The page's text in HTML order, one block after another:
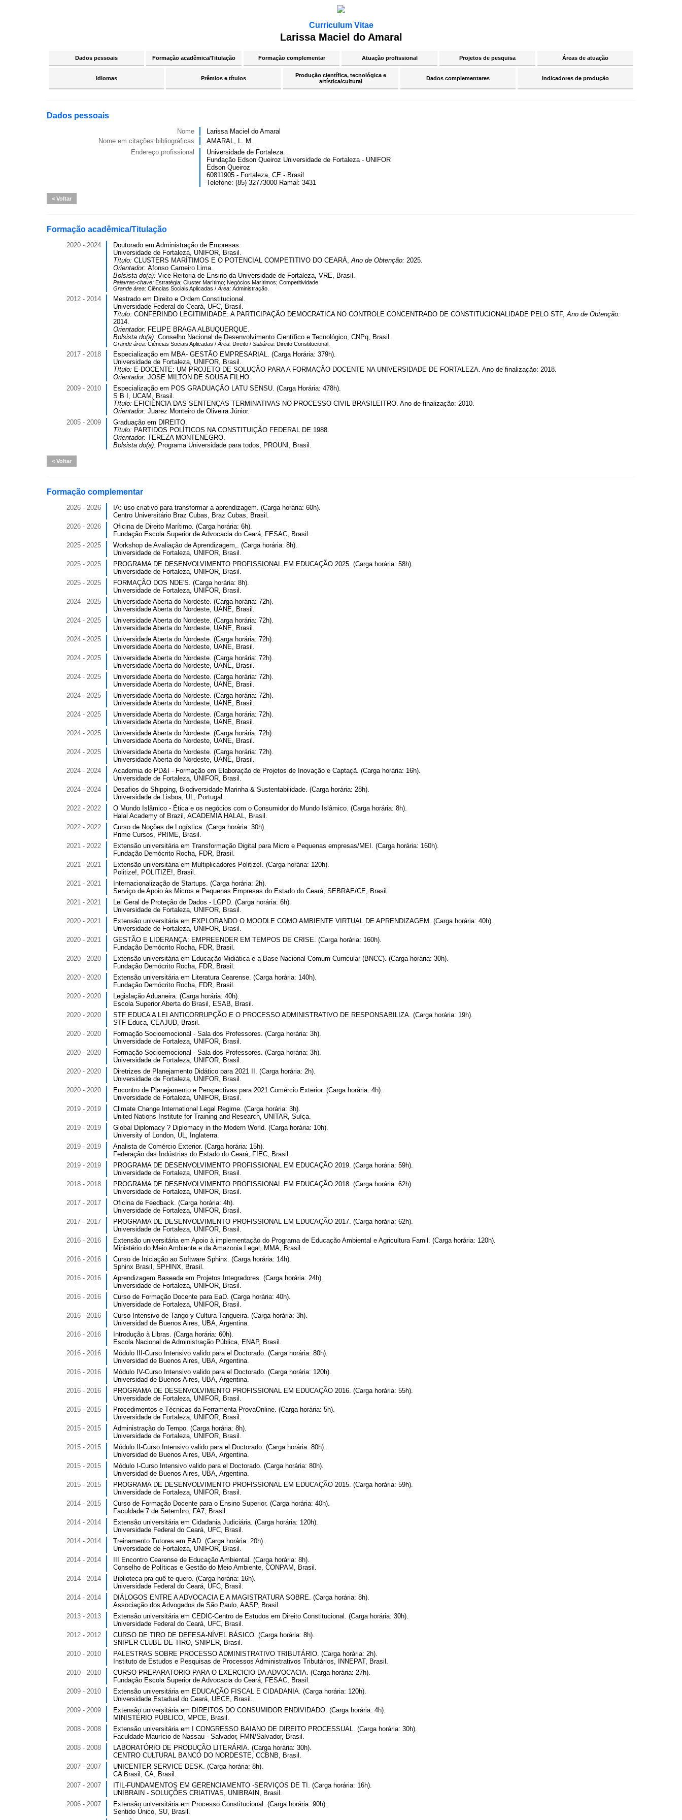
Curriculum Vitae
Larissa Maciel do Amaral
Dados pessoais Formação acadêmica/Titulação Formação complementar Atuação profissional Projetos de pesquisa Áreas de atuação
Idiomas Prêmios e títulos
Produção científica, tecnológica e
artística/cultural
Dados complementares Indicadores de produção
Dados pessoais
Nome
Larissa Maciel do Amaral
Nome em citações bibliográficas
AMARAL, L. M.
Endereço profissional
Universidade de Fortaleza.
Fundação Edson Queiroz Universidade de Fortaleza - UNIFOR
Edson Queiroz
60811905 - Fortaleza, CE - Brasil
Telefone: (85) 32773000 Ramal: 3431
Voltar
Formação acadêmica/Titulação
2020 - 2024
Doutorado em Administração de Empresas.
Universidade de Fortaleza, UNIFOR, Brasil.
Título: CLUSTERS MARÍTIMOS E O POTENCIAL COMPETITIVO DO CEARÁ,Ano de Obtenção: 2025.
Orientador: Afonso Carneiro Lima.
Bolsista do(a): Vice Reitoria de Ensino da Universidade de Fortaleza, VRE, Brasil.
Palavras-chave: Estratégia; Cluster Marítimo; Negócios Marítimos; Competitividade.
Grande área: Ciências Sociais Aplicadas / Área: Administração.
2012 - 2014
Mestrado em Direito e Ordem Constitucional.
Universidade Federal do Ceará, UFC, Brasil.
Título: CONFERINDO LEGITIMIDADE: A PARTICIPAÇÃO DEMOCRATICA NO CONTROLE CONCENTRADO DE CONSTITUCIONALIDADE PELO STF,Ano de Obtenção:
2014.
Orientador: FELIPE BRAGA ALBUQUERQUE.
Bolsista do(a): Conselho Nacional de Desenvolvimento Científico e Tecnológico, CNPq, Brasil.
Grande área: Ciências Sociais Aplicadas / Área: Direito / Subárea: Direito Constitucional.
2017 - 2018
Especialização em MBA- GESTÃO EMPRESARIAL. (Carga Horária: 379h).
Universidade de Fortaleza, UNIFOR, Brasil.
Título: E-DOCENTE: UM PROJETO DE SOLUÇÃO PARA A FORMAÇÃO DOCENTE NA UNIVERSIDADE DE FORTALEZA. Ano de finalização: 2018.
Orientador: JOSE MILTON DE SOUSA FILHO.
2009 - 2010
Especialização em POS GRADUAÇÃO LATU SENSU. (Carga Horária: 478h).
S B I, UCAM, Brasil.
Título: EFICIÊNCIA DAS SENTENÇAS TERMINATIVAS NO PROCESSO CIVIL BRASILEITRO. Ano de finalização: 2010.
Orientador: Juarez Monteiro de Oliveira Júnior.
2005 - 2009
Graduação em DIREITO.
Título: PARTIDOS POLÍTICOS NA CONSTITUIÇÃO FEDERAL DE 1988.
Orientador: TEREZA MONTENEGRO.
Bolsista do(a): Programa Universidade para todos, PROUNI, Brasil.
Voltar
Formação complementar
2026 - 2026
IA: uso criativo para transformar a aprendizagem. (Carga horária: 60h).
Centro Universitário Braz Cubas, Braz Cubas, Brasil.
2026 - 2026
Oficina de Direito Marítimo. (Carga horária: 6h).
Fundação Escola Superior de Advocacia do Ceará, FESAC, Brasil.
2025 - 2025
Workshop de Avaliação de Aprendizagem,. (Carga horária: 8h).
Universidade de Fortaleza, UNIFOR, Brasil.
2025 - 2025
PROGRAMA DE DESENVOLVIMENTO PROFISSIONAL EM EDUCAÇÃO 2025. (Carga horária: 58h).
Universidade de Fortaleza, UNIFOR, Brasil.
2025 - 2025
FORMAÇÃO DOS NDE'S. (Carga horária: 8h).
Universidade de Fortaleza, UNIFOR, Brasil.
2024 - 2025
Universidade Aberta do Nordeste. (Carga horária: 72h).
Universidade Aberta do Nordeste, UANE, Brasil.
2024 - 2025
Universidade Aberta do Nordeste. (Carga horária: 72h).
Universidade Aberta do Nordeste, UANE, Brasil.
2024 - 2025
Universidade Aberta do Nordeste. (Carga horária: 72h).
Universidade Aberta do Nordeste, UANE, Brasil.
2024 - 2025
Universidade Aberta do Nordeste. (Carga horária: 72h).
Universidade Aberta do Nordeste, UANE, Brasil.
2024 - 2025
Universidade Aberta do Nordeste. (Carga horária: 72h).
Universidade Aberta do Nordeste, UANE, Brasil.
2024 - 2025
Universidade Aberta do Nordeste. (Carga horária: 72h).
Universidade Aberta do Nordeste, UANE, Brasil.
2024 - 2025
Universidade Aberta do Nordeste. (Carga horária: 72h).
Universidade Aberta do Nordeste, UANE, Brasil.
2024 - 2025
Universidade Aberta do Nordeste. (Carga horária: 72h).
Universidade Aberta do Nordeste, UANE, Brasil.
2024 - 2025
Universidade Aberta do Nordeste. (Carga horária: 72h).
Universidade Aberta do Nordeste, UANE, Brasil.
2024 - 2024
Academia de PD&I - Formação em Elaboração de Projetos de Inovação e Captaçã. (Carga horária: 16h).
Universidade de Fortaleza, UNIFOR, Brasil.
2024 - 2024
Desafios do Shipping, Biodiversidade Marinha & Sustentabilidade. (Carga horária: 28h).
Universidade de Lisboa, UL, Portugal.
2022 - 2022
O Mundo Islâmico - Ética e os negócios com o Consumidor do Mundo Islâmico. (Carga horária: 8h).
Halal Academy of Brazil, ACADEMIA HALAL, Brasil.
2022 - 2022
Curso de Noções de Logística. (Carga horária: 30h).
Prime Cursos, PRIME, Brasil.
2021 - 2022
Extensão universitária em Transformação Digital para Micro e Pequenas empresas/MEI. (Carga horária: 160h).
Fundação Demócrito Rocha, FDR, Brasil.
2021 - 2021
Extensão universitária em Multiplicadores Politize!. (Carga horária: 120h).
Politize!, POLITIZE!, Brasil.
2021 - 2021
Internacionalização de Startups. (Carga horária: 2h).
Serviço de Apoio às Micros e Pequenas Empresas do Estado do Ceará, SEBRAE/CE, Brasil.
2021 - 2021
Lei Geral de Proteção de Dados - LGPD. (Carga horária: 6h).
Universidade de Fortaleza, UNIFOR, Brasil.
2020 - 2021
Extensão universitária em EXPLORANDO O MOODLE COMO AMBIENTE VIRTUAL DE APRENDIZAGEM. (Carga horária: 40h).
Universidade de Fortaleza, UNIFOR, Brasil.
2020 - 2021
GESTÃO E LIDERANÇA: EMPREENDER EM TEMPOS DE CRISE. (Carga horária: 160h).
Fundação Demócrito Rocha, FDR, Brasil.
2020 - 2020
Extensão universitária em Educação Midiática e a Base Nacional Comum Curricular (BNCC). (Carga horária: 30h).
Fundação Demócrito Rocha, FDR, Brasil.
2020 - 2020
Extensão universitária em Literatura Cearense. (Carga horária: 140h).
Fundação Demócrito Rocha, FDR, Brasil.
2020 - 2020
Legislação Aduaneira. (Carga horária: 40h).
Escola Superior Aberta do Brasil, ESAB, Brasil.
2020 - 2020
STF EDUCA A LEI ANTICORRUPÇÃO E O PROCESSO ADMINISTRATIVO DE RESPONSABILIZA. (Carga horária: 19h).
STF Educa, CEAJUD, Brasil.
2020 - 2020
Formação Socioemocional - Sala dos Professores. (Carga horária: 3h).
Universidade de Fortaleza, UNIFOR, Brasil.
2020 - 2020
Formação Socioemocional - Sala dos Professores. (Carga horária: 3h).
Universidade de Fortaleza, UNIFOR, Brasil.
2020 - 2020
Diretrizes de Planejamento Didático para 2021 II. (Carga horária: 2h).
Universidade de Fortaleza, UNIFOR, Brasil.
2020 - 2020
Encontro de Planejamento e Perspectivas para 2021 Comércio Exterior. (Carga horária: 4h).
Universidade de Fortaleza, UNIFOR, Brasil.
2019 - 2019
Climate Change International Legal Regime. (Carga horária: 3h).
United Nations Institute for Training and Research, UNITAR, Suíça.
2019 - 2019
Global Diplomacy ? Diplomacy in the Modern World. (Carga horária: 10h).
University of London, UL, Inglaterra.
2019 - 2019
Analista de Comércio Exterior. (Carga horária: 15h).
Federação das Indústrias do Estado do Ceará, FIEC, Brasil.
2019 - 2019
PROGRAMA DE DESENVOLVIMENTO PROFISSIONAL EM EDUCAÇÃO 2019. (Carga horária: 59h).
Universidade de Fortaleza, UNIFOR, Brasil.
2018 - 2018
PROGRAMA DE DESENVOLVIMENTO PROFISSIONAL EM EDUCAÇÃO 2018. (Carga horária: 62h).
Universidade de Fortaleza, UNIFOR, Brasil.
2017 - 2017
Oficina de Feedback. (Carga horária: 4h).
Universidade de Fortaleza, UNIFOR, Brasil.
2017 - 2017
PROGRAMA DE DESENVOLVIMENTO PROFISSIONAL EM EDUCAÇÃO 2017. (Carga horária: 62h).
Universidade de Fortaleza, UNIFOR, Brasil.
2016 - 2016
Extensão universitária em Apoio à implementação do Programa de Educação Ambiental e Agricultura Famil. (Carga horária: 120h).
Ministério do Meio Ambiente e da Amazonia Legal, MMA, Brasil.
2016 - 2016
Curso de Iniciação ao Software Sphinx. (Carga horária: 14h).
Sphinx Brasil, SPHINX, Brasil.
2016 - 2016
Aprendizagem Baseada em Projetos Integradores. (Carga horária: 24h).
Universidade de Fortaleza, UNIFOR, Brasil.
2016 - 2016
Curso de Formação Docente para EaD. (Carga horária: 40h).
Universidade de Fortaleza, UNIFOR, Brasil.
2016 - 2016
Curso Intensivo de Tango y Cultura Tangueira. (Carga horária: 3h).
Universidad de Buenos Aires, UBA, Argentina.
2016 - 2016
Introdução à Libras. (Carga horária: 60h).
Escola Nacional de Administração Pública, ENAP, Brasil.
2016 - 2016
Módulo III-Curso Intensivo valido para el Doctorado. (Carga horária: 80h).
Universidad de Buenos Aires, UBA, Argentina.
2016 - 2016
Módulo IV-Curso Intensivo valido para el Doctorado. (Carga horária: 120h).
Universidad de Buenos Aires, UBA, Argentina.
2016 - 2016
PROGRAMA DE DESENVOLVIMENTO PROFISSIONAL EM EDUCAÇÃO 2016. (Carga horária: 55h).
Universidade de Fortaleza, UNIFOR, Brasil.
2015 - 2015
Procedimentos e Técnicas da Ferramenta ProvaOnline. (Carga horária: 5h).
Universidade de Fortaleza, UNIFOR, Brasil.
2015 - 2015
Administração do Tempo. (Carga horária: 8h).
Universidade de Fortaleza, UNIFOR, Brasil.
2015 - 2015
Módulo II-Curso Intensivo valido para el Doctorado. (Carga horária: 80h).
Universidad de Buenos Aires, UBA, Argentina.
2015 - 2015
Módulo I-Curso Intensivo valido para el Doctorado. (Carga horária: 80h).
Universidad de Buenos Aires, UBA, Argentina.
2015 - 2015
PROGRAMA DE DESENVOLVIMENTO PROFISSIONAL EM EDUCAÇÃO 2015. (Carga horária: 59h).
Universidade de Fortaleza, UNIFOR, Brasil.
2014 - 2015
Curso de Formação Docente para o Ensino Superior. (Carga horária: 40h).
Faculdade 7 de Setembro, FA7, Brasil.
2014 - 2014
Extensão universitária em Cidadania Judiciária. (Carga horária: 120h).
Universidade Federal do Ceará, UFC, Brasil.
2014 - 2014
Treinamento Tutores em EAD. (Carga horária: 20h).
Universidade de Fortaleza, UNIFOR, Brasil.
2014 - 2014
III Encontro Cearense de Educação Ambiental. (Carga horária: 8h).
Conselho de Políticas e Gestão do Meio Ambiente, CONPAM, Brasil.
2014 - 2014
Biblioteca pra quê te quero. (Carga horária: 16h).
Universidade Federal do Ceará, UFC, Brasil.
2014 - 2014
DIÁLOGOS ENTRE A ADVOCACIA E A MAGISTRATURA SOBRE. (Carga horária: 8h).
Associação dos Advogados de São Paulo, AASP, Brasil.
2013 - 2013
Extensão universitária em CEDIC-Centro de Estudos em Direito Constitucional. (Carga horária: 30h).
Universidade Federal do Ceará, UFC, Brasil.
2012 - 2012
CURSO DE TIRO DE DEFESA-NÍVEL BÁSICO. (Carga horária: 8h).
SNIPER CLUBE DE TIRO, SNIPER, Brasil.
2010 - 2010
PALESTRAS SOBRE PROCESSO ADMINISTRATIVO TRIBUTÁRIO. (Carga horária: 2h).
Instituto de Estudos e Pesquisas de Processos Administrativos Tributários, INNEPAT, Brasil.
2010 - 2010
CURSO PREPARATORIO PARA O EXERCICIO DA ADVOCACIA. (Carga horária: 27h).
Fundação Escola Superior de Advocacia do Ceará, FESAC, Brasil.
2009 - 2010
Extensão universitária em EDUCAÇÃO FISCAL E CIDADANIA. (Carga horária: 120h).
Universidade Estadual do Ceará, UECE, Brasil.
2009 - 2009
Extensão universitária em DIREITOS DO CONSUMIDOR ENDIVIDADO. (Carga horária: 4h).
MINISTÉRIO PÚBLICO, MPCE, Brasil.
2008 - 2008
Extensão universitária em I CONGRESSO BAIANO DE DIREITO PROCESSUAL. (Carga horária: 30h).
Faculdade Maurício de Nassau - Salvador, FMN/Salvador, Brasil.
2008 - 2008
LABORATÓRIO DE PRODUÇÃO LITERÁRIA. (Carga horária: 30h).
CENTRO CULTURAL BANCO DO NORDESTE, CCBNB, Brasil.
2007 - 2007
UNICENTER SERVICE DESK. (Carga horária: 8h).
CA Brasil, CA, Brasil.
2007 - 2007
ITIL-FUNDAMENTOS EM GERENCIAMENTO -SERVIÇOS DE TI. (Carga horária: 16h).
UNIBRAIN - SOLUÇÕES CRIATIVAS, UNIBRAIN, Brasil.
2006 - 2007
Extensão universitária em Processo Constitucional. (Carga horária: 90h).
Sentido Único, SU, Brasil.